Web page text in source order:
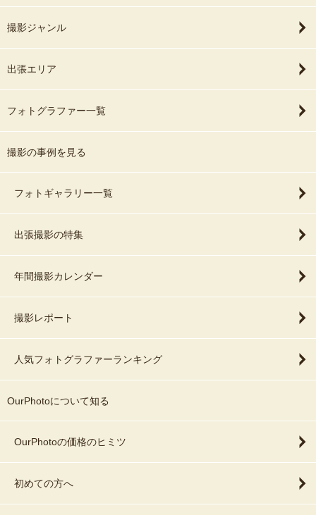
撮影ジャンル
出張エリア
フォトグラファー一覧
撮影の事例を見る
フォトギャラリー一覧
出張撮影の特集
年間撮影カレンダー
撮影レポート
人気フォトグラファーランキング
OurPhotoについて知る
OurPhotoの価格のヒミツ
初めての方へ